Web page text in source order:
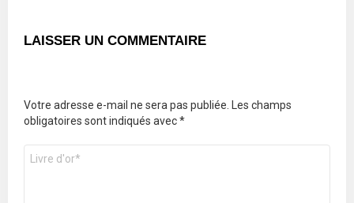
LAISSER UN COMMENTAIRE
Votre adresse e-mail ne sera pas publiée.
Les champs
obligatoires sont indiqués avec*
Commentaire